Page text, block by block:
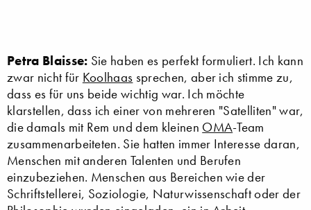
Petra Blaisse: Sie haben es perfekt formuliert. Ich kann
zwar nicht für Koolhaas sprechen, aber ich stimme zu,
dass es für uns beide wichtig war. Ich möchte
klarstellen, dass ich einer von mehreren "Satelliten" war,
die damals mit Rem und dem kleinen OMA-Team
zusammenarbeiteten. Sie hatten immer Interesse daran,
Menschen mit anderen Talenten und Berufen
einzubeziehen. Menschen aus Bereichen wie der
Schriftstellerei, Soziologie, Naturwissenschaft oder der